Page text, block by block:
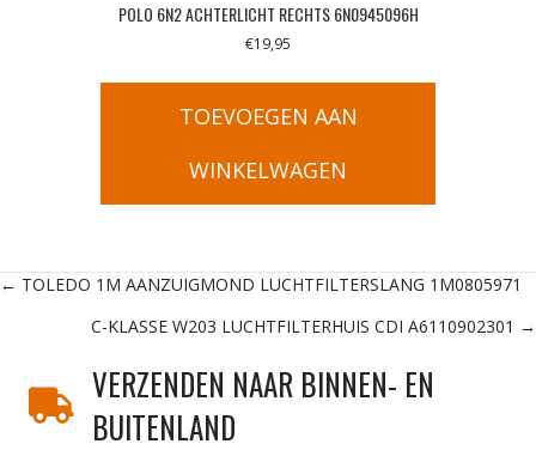
POLO 6N2 ACHTERLICHT RECHTS 6N0945096H
€19,95
TOEVOEGEN AAN
WINKELWAGEN
Posts
navigation
← TOLEDO 1M AANZUIGMOND LUCHTFILTERSLANG 1M0805971
C-KLASSE W203 LUCHTFILTERHUIS CDI A6110902301 →
VERZENDEN NAAR BINNEN- EN
BUITENLAND